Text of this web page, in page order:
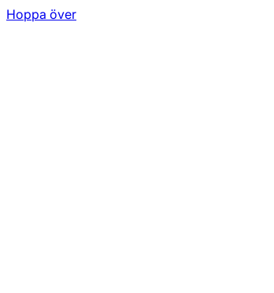
Hoppa över